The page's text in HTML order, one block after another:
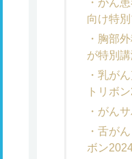
がん
向け特
胸部
が特別
乳が
トリボ
がん
舌が
ボン